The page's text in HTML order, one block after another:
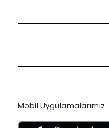
Mobil Uygulamalarımız